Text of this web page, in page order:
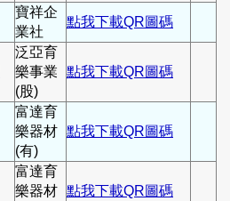
寶祥企
業社
點我下載QR圖碼
泛亞育
樂事業
(股)
點我下載QR圖碼
富達育
樂器材
(有)
點我下載QR圖碼
富達育
樂器材 點我下載QR圖碼